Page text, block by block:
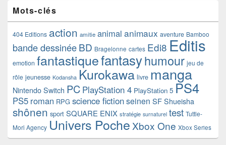
Mots-clés
404 Editions action amitie animal animaux aventure Bamboo
bande dessinéeBD Bragelonne cartes Edi8 Editis
emotion fantastiquefantasyhumour jeu de
rôle jeunesse Kodansha Kurokawa livre manga
Nintendo Switch PC PlayStation 4 PlayStation 5 PS4
PS5 roman RPG science fictionseinen SF Shueisha
shônen sport SQUARE ENIX stratégie surnaturel test Tuttle-
Mori Agency Univers Poche Xbox One Xbox Series